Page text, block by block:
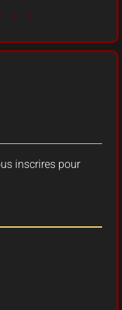
inscrires pour